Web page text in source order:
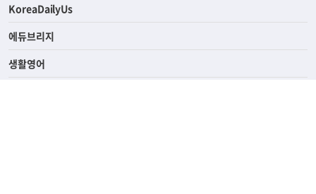
KoreaDailyUs
에듀브리지
생활영어